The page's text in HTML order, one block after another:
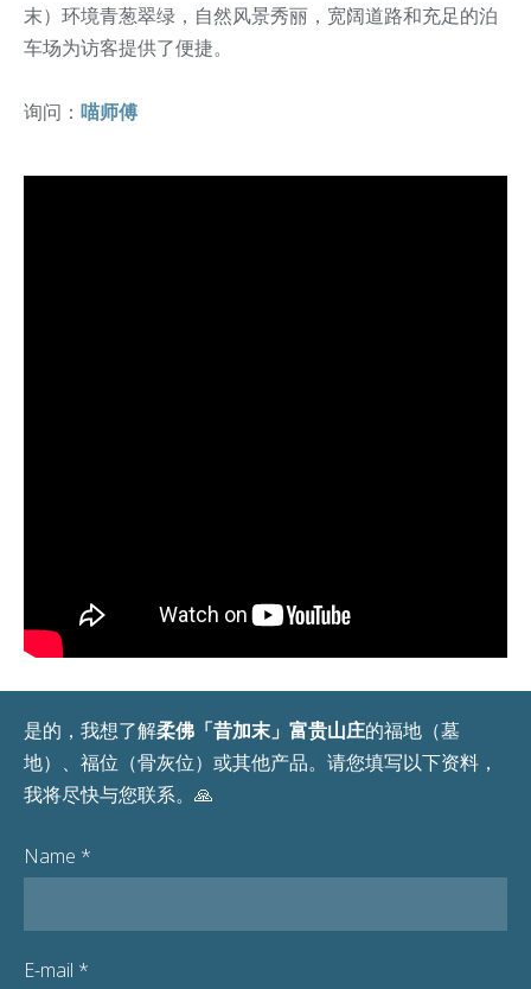
末）环境青葱翠绿，自然风景秀丽，宽阔道路和充足的泊
车场为访客提供了便捷。
询问： 喵师傅
是的，我想了解柔佛「昔加末」富贵山庄的福地（墓
地）、福位（骨灰位）或其他产品。 请您填写以下资料，
我将尽快与您联系。🙏
Name *
E-mail *